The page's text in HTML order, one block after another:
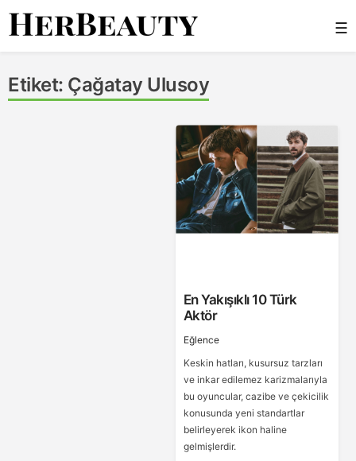
Skip
☰
Etiket: Çağatay Ulusoy
En Yakışıklı 10 Türk
Aktör
Eğlence
Keskin hatları, kusursuz tarzları
ve inkar edilemez karizmalarıyla
bu oyuncular, cazibe ve çekicilik
konusunda yeni standartlar
belirleyerek ikon haline
gelmişlerdir.